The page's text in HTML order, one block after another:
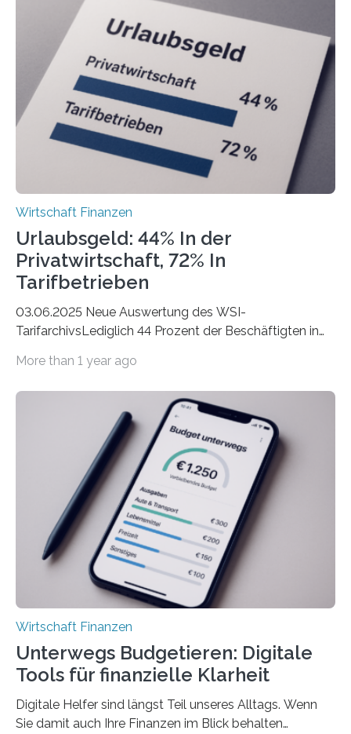
der Freiberuflerinnen, so liegt Leipzig an der Spitze. In
Berlin starteten in 2024 die meisten Personen in eine
eigene freiberufliche Existenz, dahinter folgten die
Städte Hamburg, München und Köln. Betrachtet man
hingegen die Existenzgründungsintensität – die Anzahl
der freiberuflichen Gründungen je…
Wirtschaft Finanzen
Urlaubsgeld: 44% In der
Privatwirtschaft, 72% In
Tarifbetrieben
03.06.2025 Neue Auswertung des WSI-
TarifarchivsLediglich 44 Prozent der Beschäftigten in
tarifgebundenen Betrieben ist der Anteil mit 72 Prozent
Unterkünfte fast überall deutlich teurer geworden. Für
viele Beschäftigte ist deshalb das zumeist im Juni oder
Juli ausgezahlte Urlaubsgeld ein wichtiger Faktor, um
sich den wohlverdienten Jahresurlaub leisten zu
können. Allerdings erhält mit 44 Prozent noch nicht
einmal die Hälfte aller Beschäftigten in der
Privatwirtschaft Urlaubsgeld. Zu diesem…
More than 1 year ago
Wirtschaft Finanzen
Unterwegs Budgetieren: Digitale
Tools für finanzielle Klarheit
Digitale Helfer sind längst Teil unseres Alltags. Wenn
Sie damit auch Ihre Finanzen im Blick behalten